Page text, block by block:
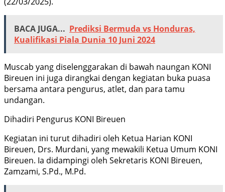
BACA JUGA... Prediksi Bermuda vs Honduras,
Kualifikasi Piala Dunia 10 Juni 2024
Muscab yang diselenggarakan di bawah naungan KONI
Bireuen ini juga dirangkai dengan kegiatan buka puasa
bersama antara pengurus, atlet, dan para tamu
undangan.
Dihadiri Pengurus KONI Bireuen
Kegiatan ini turut dihadiri oleh Ketua Harian KONI
Bireuen, Drs. Murdani, yang mewakili Ketua Umum KONI
Bireuen. Ia didampingi oleh Sekretaris KONI Bireuen,
Zamzami, S.Pd., M.Pd.